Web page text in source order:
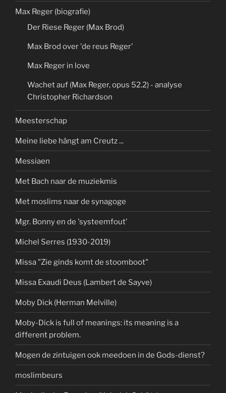
Max Reger (biografie)
Der Riese Reger (Max Brod)
Max Brod over 'de reus Reger'
Max Reger in love
Wachet auf (Max Reger, opus 52.2) - analyse
Christopher Richardson
Meesterschap
Meine liebe hängt am Creutz ...
Messiaen
Met Bach naar de muziekmis
Met moslims naar de synagoge
Mgr. Bonny en de 'systeemfout'
Michel Serres (1930-2019)
Missa "Zie ginds komt de stoomboot"
Missa Exaudi Deus (Lambert de Sayve)
Moby Dick (Herman Melville)
Moby-Dick is full of meanings: its meaning is a
different problem.
Mogen de zintuigen ook meedoen in de Gods-dienst?
moslimbeurs